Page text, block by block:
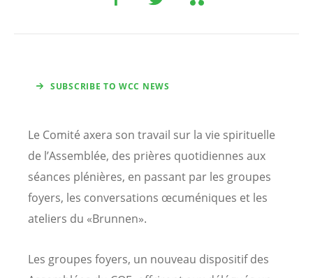
SUBSCRIBE TO WCC NEWS
Le Comité axera son travail sur la vie spirituelle
de l’Assemblée, des prières quotidiennes aux
séances plénières, en passant par les groupes
foyers, les conversations œcuméniques et les
ateliers du «Brunnen».
Les groupes foyers, un nouveau dispositif des